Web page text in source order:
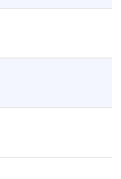
100（～200）